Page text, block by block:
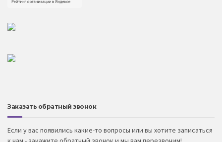
Заказать обратный звонок
Если у вас появились какие-то вопросы или вы хотите записаться